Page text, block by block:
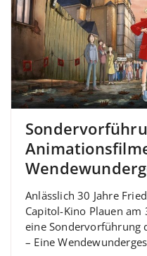
Anlässlich 30 Jahre
Capitol-Kino Plauen
eine Sondervorführung
– Eine